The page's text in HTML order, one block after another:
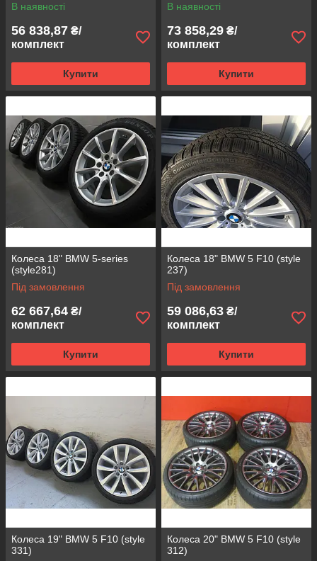
В наявності
56 838,87 ₴/
комплект
Купити
В наявності
73 858,29 ₴/
комплект
Купити
Колеса 18" BMW 5-series
(style281)
Під замовлення
62 667,64 ₴/
комплект
Купити
Колеса 18" BMW 5 F10 (style
237)
Під замовлення
59 086,63 ₴/
комплект
Купити
Колеса 19" BMW 5 F10 (style
331)
Колеса 20" BMW 5 F10 (style
312)